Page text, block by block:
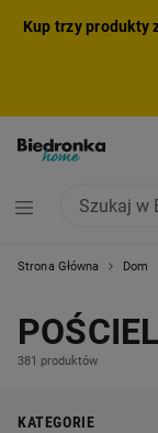
Kup trzy produkty
Strona Główna Dom
381 produktów
KATEGORIE